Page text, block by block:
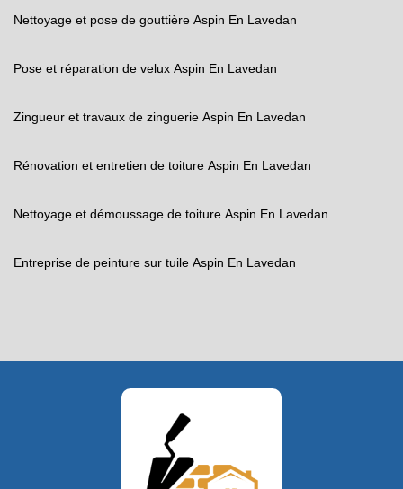
Nettoyage et pose de gouttière Aspin En Lavedan
Pose et réparation de velux Aspin En Lavedan
Zingueur et travaux de zinguerie Aspin En Lavedan
Rénovation et entretien de toiture Aspin En Lavedan
Nettoyage et démoussage de toiture Aspin En Lavedan
Entreprise de peinture sur tuile Aspin En Lavedan